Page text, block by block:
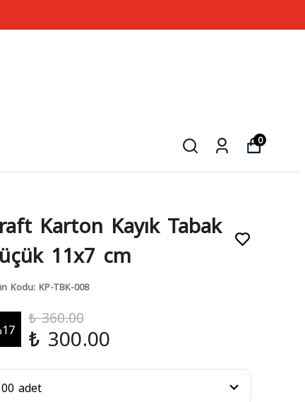
0
Karton Kayık Tabak
11x7 cm
Kodu: KP-TBK-008
17
₺ 360.00
₺ 300.00